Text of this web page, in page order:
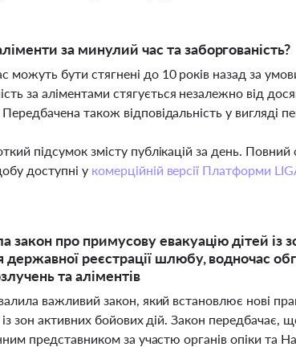
за минулий час та заборгованість?
можуть бути стягнені до 10 років назад за
за аліментами стягується незалежно від
також відповідальність у вигляді
підсумок змісту публікацій за день.
доступні у комерційній версії Платформи
закон про примусову евакуацію дітей із
державної реєстрації шлюбу, водночас
та аліментів
важливий закон, який встановлює нові
зон активних бойових дій. Закон передбачає,
представником за участю органів опіки та